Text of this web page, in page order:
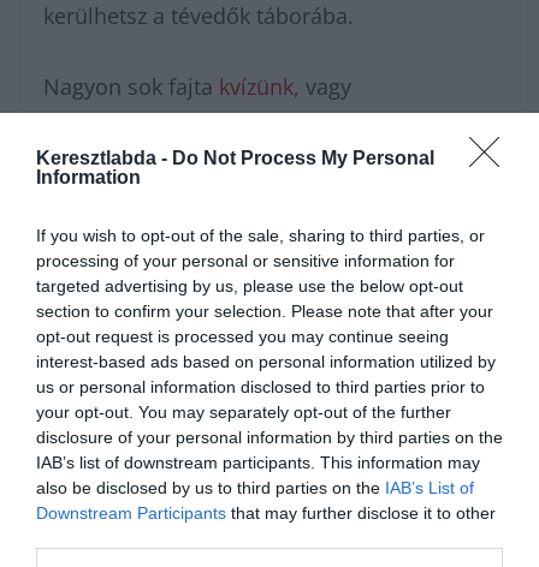
Keresztlabda - Do Not Process My Personal
Information
If you wish to opt-out of the sale, sharing to third parties, or
processing of your personal or sensitive information for
targeted advertising by us, please use the below opt-out
section to confirm your selection. Please note that after your
opt-out request is processed you may continue seeing
interest-based ads based on personal information utilized by
us or personal information disclosed to third parties prior to
your opt-out. You may separately opt-out of the further
disclosure of your personal information by third parties on the
IAB’s list of downstream participants. This information may
also be disclosed by us to third parties on the IAB’s List of
Downstream Participants that may further disclose it to other
kerülhetsz a tévedők táborába.
Nagyon sok fajta kvízünk, vagy
az agytekervényeidet, csak nézz körül nálunk
feladatokat találhatsz!